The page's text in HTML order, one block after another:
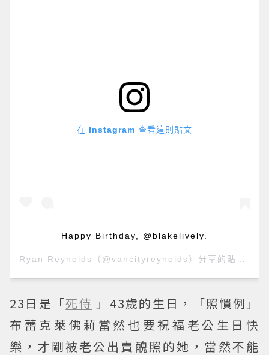
在 Instagram 查看這則貼文
Happy Birthday, @blakelively.
Ryan Reynolds （@vancityreynolds）分享的貼文 於
23日是「死侍 」43歲的生日，「照慣例」
布蕾克萊佛莉當然也要祝福老公生日快
樂，才剛被老公出賣醜照的她，當然不能